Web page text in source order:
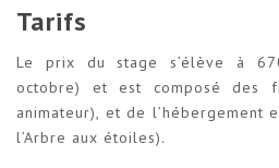
Tarifs
Le prix du stage s’élève à
octobre) et est composé des
animateur), et de l’hébergement
l’Arbre aux étoiles).